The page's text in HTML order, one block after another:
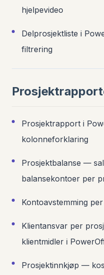
hjelpevideo
Delprosjektliste i
filtrering
Prosjektrapport i
kolonneforklaring
Prosjektbalanse —
balansekontoer per
Kontoavstemming
Klientansvar per
klientmidler i
Prosjektinnkjøp —